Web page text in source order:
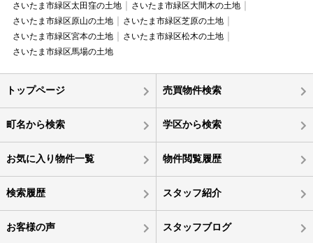
さいたま市緑区太田窪の土地
さいたま市緑区大間木の土地
さいたま市緑区原山の土地
さいたま市緑区芝原の土地
さいたま市緑区宮本の土地
さいたま市緑区松木の土地
さいたま市緑区馬場の土地
トップページ 売買物件検索
町名から検索 学区から検索
お気に入り物件一覧 物件閲覧履歴
検索履歴 スタッフ紹介
お客様の声 スタッフブログ